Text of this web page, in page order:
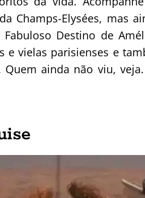
Champs-Elysées, mas
Destino de
e vielas parisienses e
Quem ainda não viu,